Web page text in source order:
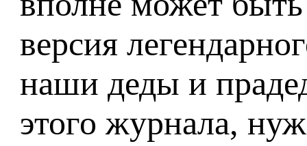
версия
наши деды и
этого журнала,